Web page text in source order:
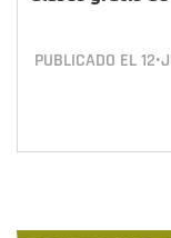
PUBLICADO EL